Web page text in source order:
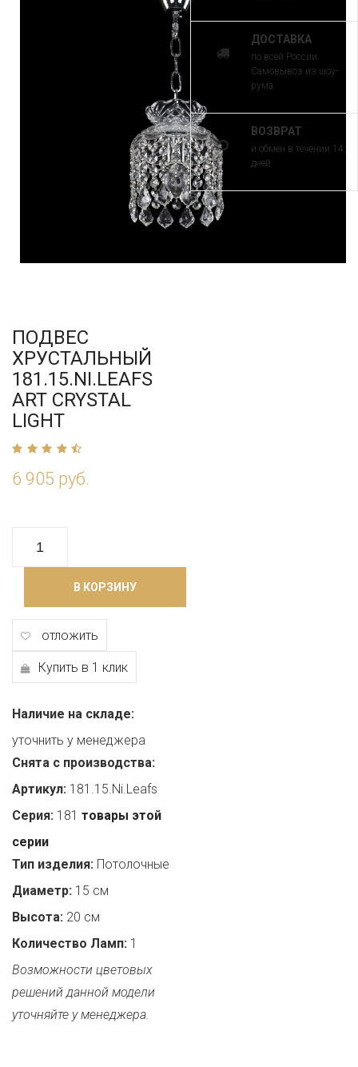
ПОДВЕС
ХРУСТАЛЬНЫЙ
181.15.NI.LEAFS
ART CRYSTAL
LIGHT
6 905 руб.
В КОРЗИНУ
отложить
Купить в 1 клик
Наличие на складе:
уточнить у менеджера
Снята с производства:
Артикул: 181.15.Ni.Leafs
Серия: 181 товары этой
серии
Тип изделия: Потолочные
Диаметр: 15 см
Высота: 20 см
Количество Ламп: 1
Возможности цветовых
решений данной модели
уточняйте у менеджера.
ДОСТАВКА
по всей России.
Самовывоз из шоу-
рума
ВОЗВРАТ
и обмен в течении 14
дней